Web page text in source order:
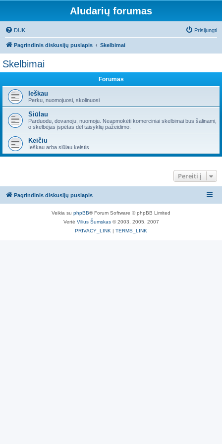
Aludarių forumas
DUK Prisijungti
Pagrindinis diskusijų puslapis Skelbimai
Skelbimai
Forumas
Ieškau
Perku, nuomojuosi, skolinuosi
Siūlau
Parduodu, dovanoju, nuomoju. Neapmokėti komerciniai skelbimai bus šalinami,
o skelbėjas įspėtas dėl taisyklių pažeidimo.
Keičiu
Ieškau arba siūlau keistis
Pereiti į
Pagrindinis diskusijų puslapis
Veikia su phpBB® Forum Software © phpBB Limited
Vertė Vilius Šumskas© 2003, 2005, 2007
PRIVACY_LINK | TERMS_LINK